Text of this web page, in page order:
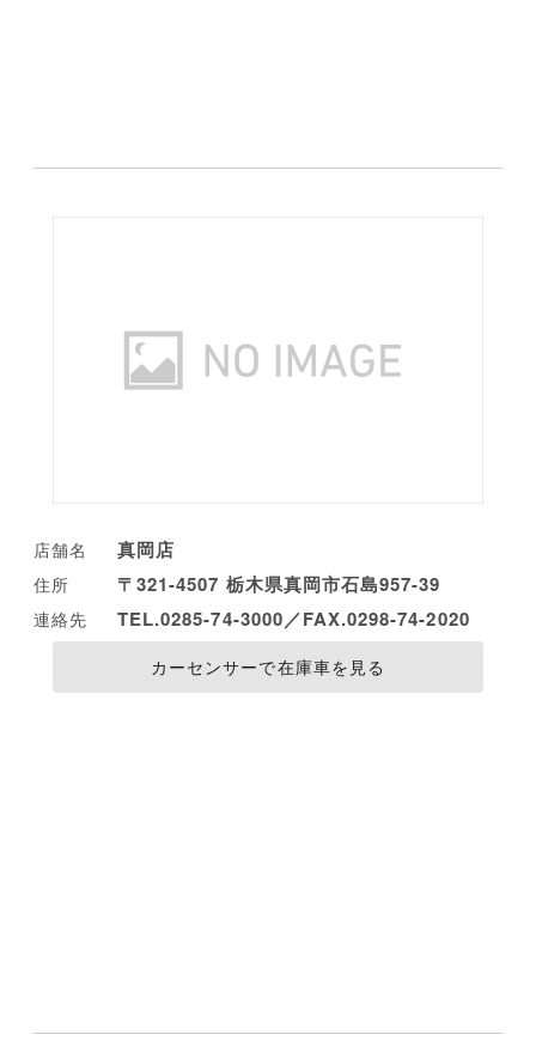
店舗名 真岡店
住所 〒321-4507 栃木県真岡市石島957-39
連絡先 TEL.0285-74-3000／FAX.0298-74-2020
カーセンサーで在庫車を見る